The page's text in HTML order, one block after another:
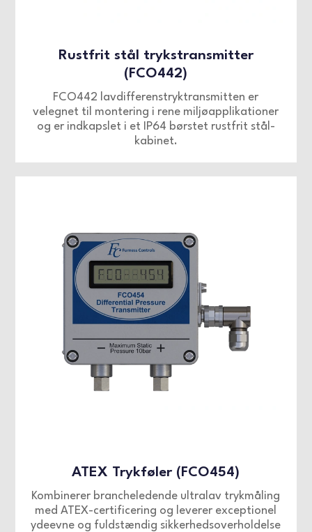
Rustfrit stål trykstransmitter
(FCO442)
FCO442 lavdifferenstryktransmitten er
velegnet til montering i rene miljøapplikationer
og er indkapslet i et IP64 børstet rustfrit stål-
kabinet.
ATEX Trykføler (FCO454)
Kombinerer brancheledende ultralav trykmåling
med ATEX-certificering og leverer exceptionel
ydeevne og fuldstændig sikkerhedsoverholdelse